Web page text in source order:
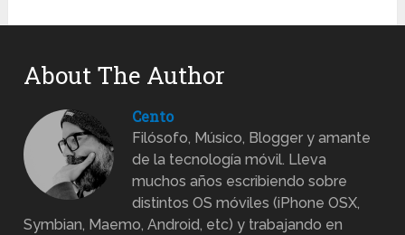
About The Author
Cento
Filósofo, Músico, Blogger y amante
de la tecnología móvil. Lleva
muchos años escribiendo sobre
distintos OS móviles (iPhone OSX,
Symbian, Maemo, Android, etc) y trabajando en